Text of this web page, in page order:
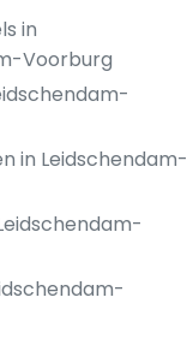
in
Voorburg
in Leidschendam-